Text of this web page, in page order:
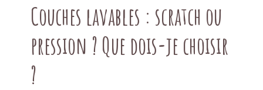
Couches lavables : scratch ou
pression ? Que dois-je choisir
?